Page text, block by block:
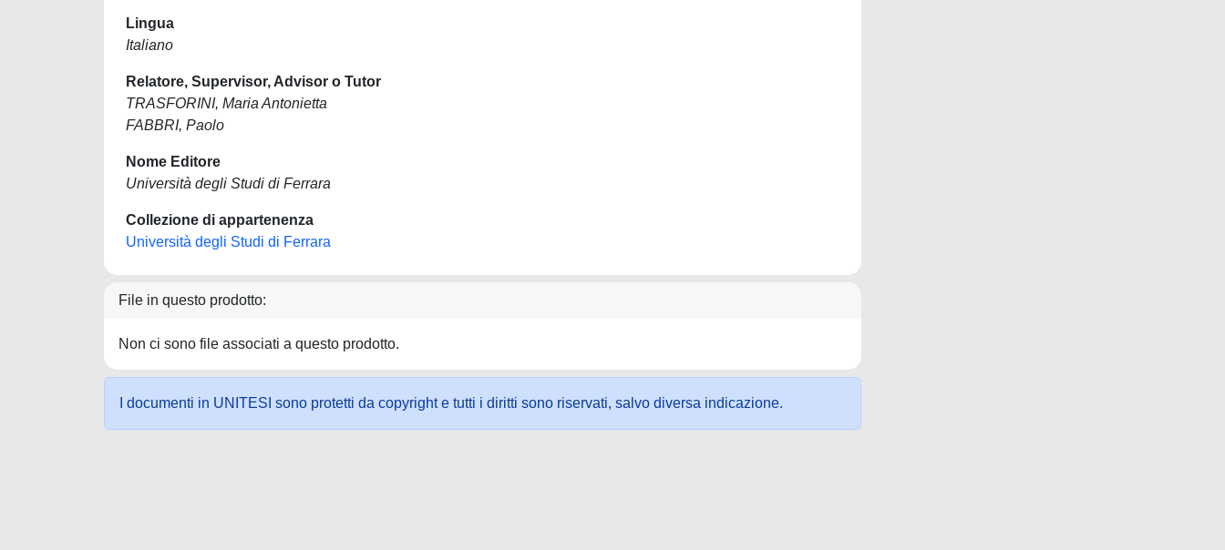
Lingua
Italiano
Relatore, Supervisor, Advisor o Tutor
TRASFORINI, Maria Antonietta
FABBRI, Paolo
Nome Editore
Università degli Studi di Ferrara
Collezione di appartenenza
Università degli Studi di Ferrara
File in questo prodotto:
Non ci sono file associati a questo prodotto.
I documenti in UNITESI sono protetti da copyright e tutti i diritti sono riservati, salvo diversa indicazione.